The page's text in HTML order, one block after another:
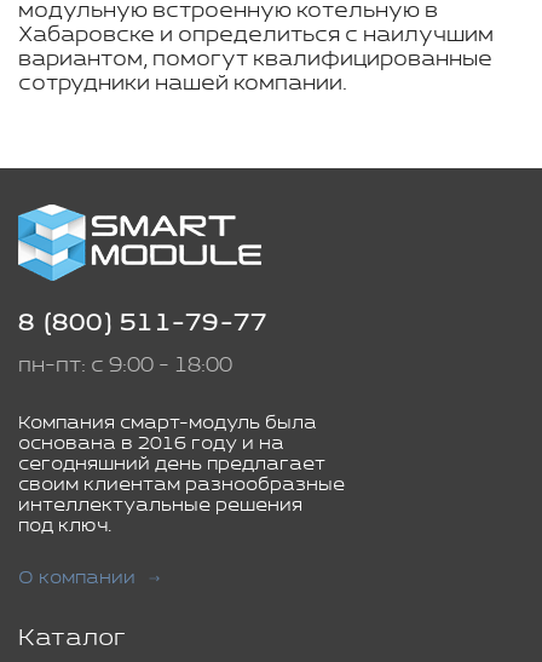
модульную встроенную котельную в
Хабаровске и определиться с наилучшим
вариантом, помогут квалифицированные
сотрудники нашей компании.
8 (800) 511-79-77
пн-пт: с 9:00 - 18:00
Компания смарт-модуль была
основана в 2016 году и на
сегодняшний день предлагает
своим клиентам разнообразные
интеллектуальные решения
под ключ.
О компании
Каталог